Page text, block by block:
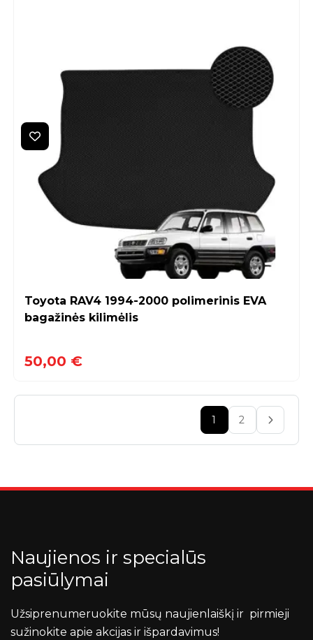
Toyota RAV4 1994-2000 polimerinis EVA
bagažinės kilimėlis
50,00 €
1 2
Naujienos ir specialūs
pasiūlymai
Užsiprenumeruokite mūsų naujienlaiškį ir pirmieji
sužinokite apie akcijas ir išpardavimus!